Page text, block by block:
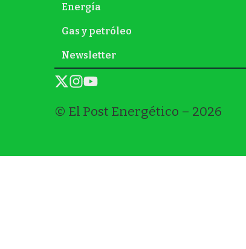
Energía
Gas y petróleo
Newsletter
© El Post Energético – 2026